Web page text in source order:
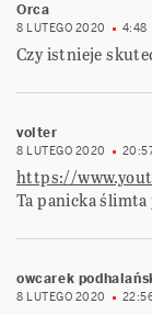
Orca
8 LUTEGO 2020 4:48
Czy istnieje
volter
8 LUTEGO 2020
https://
Ta panicka
owcarek
8 LUTEGO 2020